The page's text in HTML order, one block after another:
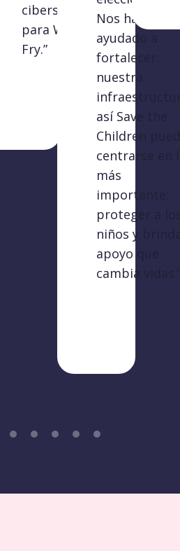
ciberseguridad
para William
Fry.”
Nos han
ayudado a
fortalecer
nuestra
así Save the
Children
centrarse en
más
importante:
proteger a
niños y
apoyo que
cambia